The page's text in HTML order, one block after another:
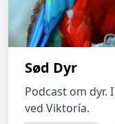
Sød Dyr
Podcast om dyr.
ved Viktoría.